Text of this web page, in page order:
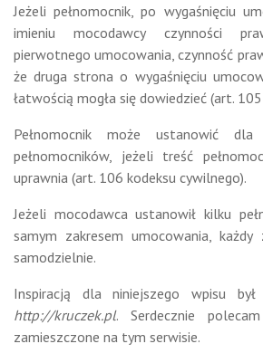
Jeżeli pełnomocnik, po wygaśnięciu
imieniu mocodawcy czynności
pierwotnego umocowania, czynność
że druga strona o wygaśnięciu
łatwością mogła się dowiedzieć (art.
Pełnomocnik może ustanowić dla
pełnomocników, jeżeli treść
uprawnia (art. 106 kodeksu cywilnego).
Jeżeli mocodawca ustanowił kilku
samym zakresem umocowania,
samodzielnie.
Inspiracją dla niniejszego wpisu
http://kruczek.pl. Serdecznie
zamieszczone na tym serwisie.